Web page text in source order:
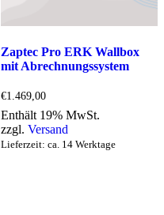
Zaptec Pro ERK Wallbox
mit Abrechnungssystem
€1.469,00
Enthält 19% MwSt.
zzgl.Versand
Lieferzeit: ca. 14 Werktage